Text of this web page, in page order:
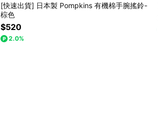
[快速出貨] 日本製 Pompkins 有機棉手腕搖鈴-
棕色
$520
2.0%